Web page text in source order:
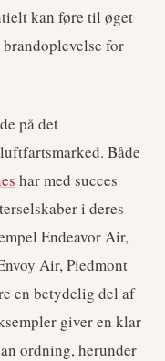
kan føre til øget
for
på det
Både
har med succes
i deres
Endeavor Air,
Air, Piedmont
en betydelig del af
giver en klar
ordning, herunder